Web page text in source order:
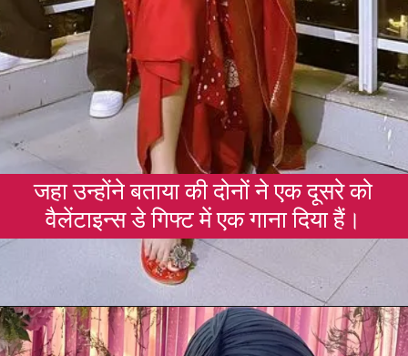
जहा उन्होंने बताया की दोनों ने एक दूसरे को
वैलेंटाइन्स डे गिफ्ट में एक गाना दिया हैं।